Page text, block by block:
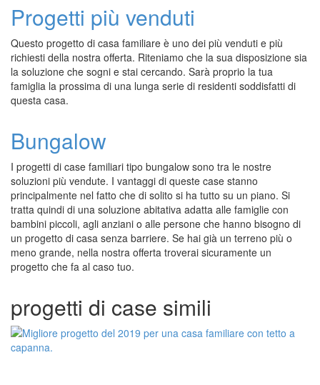
Progetti più venduti
Questo progetto di casa familiare è uno dei più venduti e più
richiesti della nostra offerta. Riteniamo che la sua disposizione sia
la soluzione che sogni e stai cercando. Sarà proprio la tua
famiglia la prossima di una lunga serie di residenti soddisfatti di
questa casa.
Bungalow
I progetti di case familiari tipo bungalow sono tra le nostre
soluzioni più vendute. I vantaggi di queste case stanno
principalmente nel fatto che di solito si ha tutto su un piano. Si
tratta quindi di una soluzione abitativa adatta alle famiglie con
bambini piccoli, agli anziani o alle persone che hanno bisogno di
un progetto di casa senza barriere. Se hai già un terreno più o
meno grande, nella nostra offerta troverai sicuramente un
progetto che fa al caso tuo.
progetti di case simili